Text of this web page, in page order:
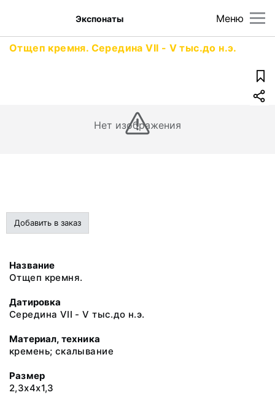
Меню
Экспонаты
Отщеп кремня. Середина VII - V тыс.до н.э.
Нет изображения
Добавить в заказ
Название
Отщеп кремня.
Датировка
Середина VII - V тыс.до н.э.
Материал, техника
кремень; скалывание
Размер
2,3х4х1,3